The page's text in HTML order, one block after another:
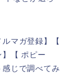
マガ登録】【
【 ポピー
感じで調べてみ